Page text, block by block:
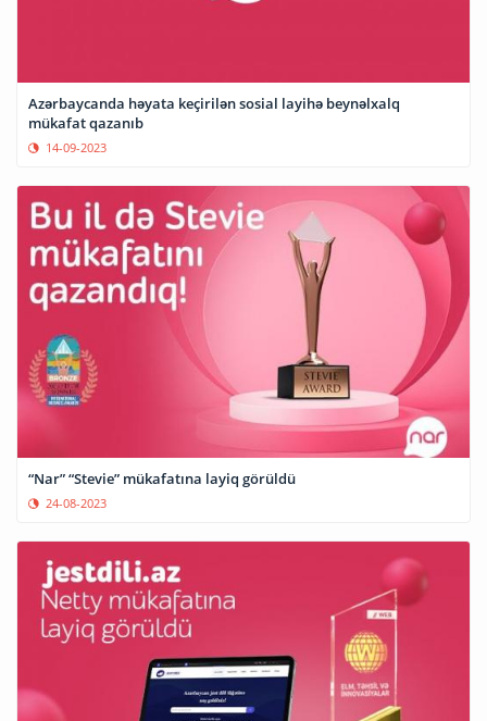
Azərbaycanda həyata keçirilən sosial layihə beynəlxalq
mükafat qazanıb
14-09-2023
“Nar” “Stevie” mükafatına layiq görüldü
24-08-2023